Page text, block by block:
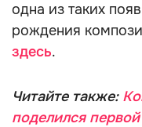
одна из таких
рождения
здесь.
Читайте также:
поделился